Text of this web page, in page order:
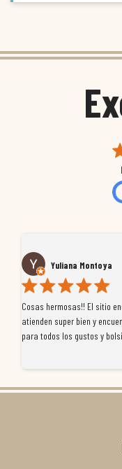
Yuliana Montoya
Cosas hermosas!! El sitio
atienden super bien y
para todos los gustos y